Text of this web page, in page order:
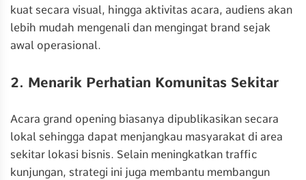
kuat secara visual, hingga aktivitas acara, audiens akan
lebih mudah mengenali dan mengingat brand sejak
awal operasional.
2. Menarik Perhatian Komunitas Sekitar
Acara grand opening biasanya dipublikasikan secara
lokal sehingga dapat menjangkau masyarakat di area
sekitar lokasi bisnis. Selain meningkatkan traffic
kunjungan, strategi ini juga membantu membangun